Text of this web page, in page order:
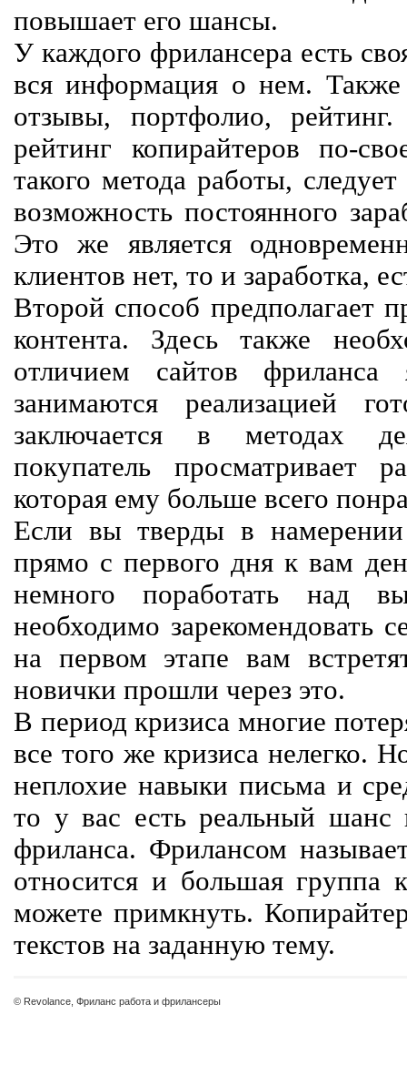
повышает его шансы.
У каждого фрилансера есть
вся информация о нем. Также
отзывы, портфолио,
рейтинг копирайтеров по-
такого метода работы,
возможность постоянного
Это же является
клиентов нет, то и заработка,
Второй способ предполагает
контента. Здесь также
отличием сайтов
занимаются реализацией
заключается в методах
покупатель просматривает
которая ему больше всего
Если вы тверды в
прямо с первого дня к вам
немного поработать над
необходимо зарекомендовать
на первом этапе вам
новички прошли через это.
В период кризиса многие
все того же кризиса нелегко.
неплохие навыки письма и
то у вас есть реальный шанс
фриланса. Фрилансом
относится и большая группа
можете примкнуть.
текстов на заданную тему.
© Revolance, Фриланс работа и фрилансеры